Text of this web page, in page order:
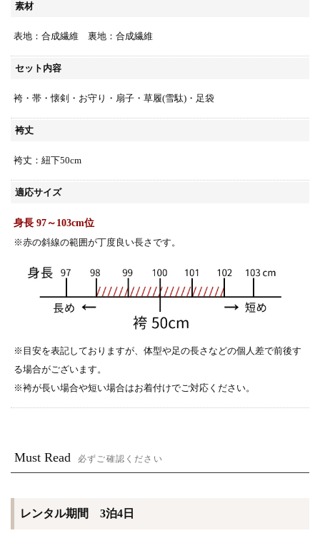
素材
表地：合成繊維 裏地：合成繊維
セット内容
袴・帯・懐剣・お守り・扇子・草履(雪駄)・足袋
袴丈
袴丈：紐下50cm
適応サイズ
身長 97～103cm位
※赤の斜線の範囲が丁度良い長さです。
※目安を表記しておりますが、体型や足の長さなどの個人差で前後す
る場合がございます。
※袴が長い場合や短い場合はお着付けでご対応ください。
Must Read 必ずご確認ください
レンタル期間 3泊4日